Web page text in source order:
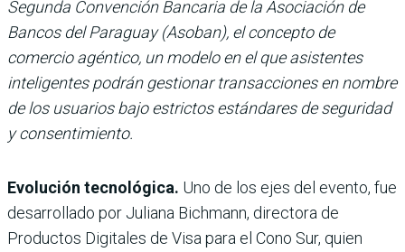
Segunda Convención Bancaria de la Asociación de
Bancos del Paraguay (Asoban), el concepto de
comercio agéntico, un modelo en el que asistentes
inteligentes podrán gestionar transacciones en nombre
de los usuarios bajo estrictos estándares de seguridad
y consentimiento.
Evolución tecnológica. Uno de los ejes del evento, fue
desarrollado por Juliana Bichmann, directora de
Productos Digitales de Visa para el Cono Sur, quien